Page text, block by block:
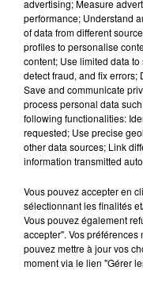
5 août
Dans la même
advertising; Measure
performance; Understand
of data from different
profiles to personalise
content; Use limited data
detect fraud, and fix
Save and communicate
process personal data
following functionalities:
requested; Use precise
other data sources; Link
information transmitted
Vous pouvez accepter en
sélectionnant les finalités
Vous pouvez également
accepter". Vos
pouvez mettre à jour vos
moment via le lien "Gérer